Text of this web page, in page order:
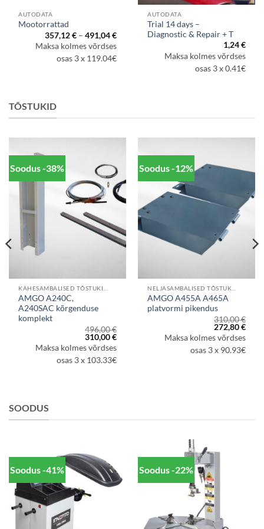
AUTODATA
Mootorrattad
357,12€ – 491,04€Hinnavahemik:
kuni
491,04 €
Maksa kolmes võrdses
osas 3 x 119.04€
AUTODATA
Trial 14 days –
Diagnostic & Repair + T
1,24€
Maksa kolmes võrdses
osas 3 x 0.41€
TÕSTUKID
Soodus -38%
KAHESAMBALISED TÕSTUKID
AMGO A240C,
A240SAC kõrgenduse
komplekt
496,00€
Algne
hind
oli:
496,00 €.
310,00€Praegune
on:
310,00 €.
Maksa kolmes võrdses
osas 3 x 103.33€
Soodus -12%
NELJASAMBALISED TÕSTUKID
AMGO A455A A465A
platvormi pikendus
310,00€
Algne
hind
oli:
310,00 €.
272,80€
on:
Maksa kolmes võrdses
osas 3 x 90.93€
SOODUS
Soodus -41% Soodus -22%